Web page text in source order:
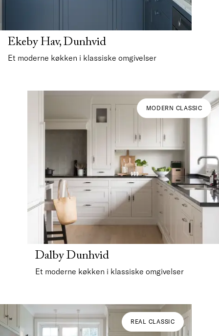
Ekeby Hav, Dunhvid
Et moderne køkken i klassiske omgivelser
MODERN CLASSIC
Dalby Dunhvid
Et moderne køkken i klassiske omgivelser
REAL CLASSIC